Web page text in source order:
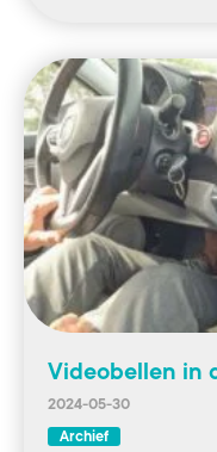
Videobellen in
2024-05-30
Archief